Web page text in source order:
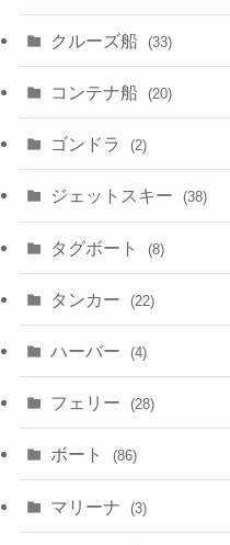
クルーズ船 (33)
コンテナ船 (20)
ゴンドラ (2)
ジェットスキー (38)
タグボート (8)
タンカー (22)
ハーバー (4)
フェリー (28)
ボート (86)
マリーナ (3)